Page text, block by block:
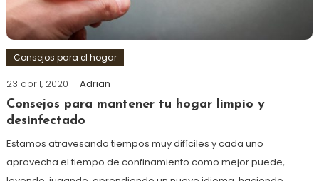
Consejos para el hogar
23 abril, 2020
Adrian
Consejos para mantener tu hogar limpio y
desinfectado
Estamos atravesando tiempos muy difíciles y cada uno
aprovecha el tiempo de confinamiento como mejor puede,